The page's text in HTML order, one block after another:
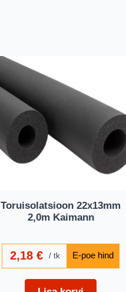
Toruisolatsioon 22x13mm
2,0m Kaimann
2,18€ tk